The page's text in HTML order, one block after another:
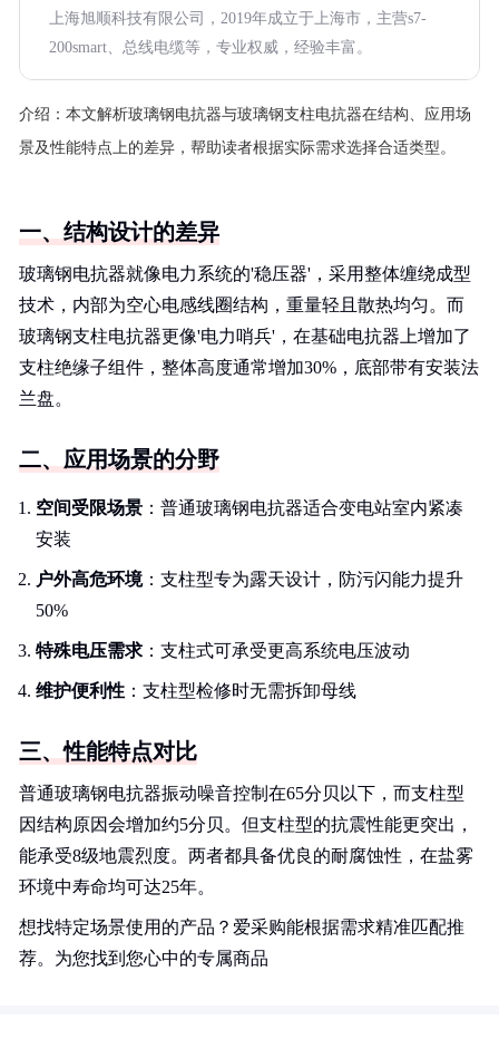
上海旭顺科技有限公司，2019年成立于上海市，主营s7-
200smart、总线电缆等，专业权威，经验丰富。
介绍： 本文解析玻璃钢电抗器与玻璃钢支柱电抗器在结构、应用场
景及性能特点上的差异，帮助读者根据实际需求选择合适类型。
一、结构设计的差异
玻璃钢电抗器就像电力系统的'稳压器'，采用整体缠绕成型
技术，内部为空心电感线圈结构，重量轻且散热均匀。而
玻璃钢支柱电抗器更像'电力哨兵'，在基础电抗器上增加了
支柱绝缘子组件，整体高度通常增加30%，底部带有安装法
兰盘。
二、应用场景的分野
空间受限场景 ：普通玻璃钢电抗器适合变电站室内紧凑
安装
户外高危环境：支柱型专为露天设计，防污闪能力提升
50%
特殊电压需求 ：支柱式可承受更高系统电压波动
维护便利性 ：支柱型检修时无需拆卸母线
三、性能特点对比
普通玻璃钢电抗器振动噪音控制在65分贝以下，而支柱型
因结构原因会增加约5分贝。但支柱型的抗震性能更突出，
能承受8级地震烈度。两者都具备优良的耐腐蚀性，在盐雾
环境中寿命均可达25年。
想找特定场景使用的产品？爱采购能根据需求精准匹配推
荐。为您找到您心中的专属商品